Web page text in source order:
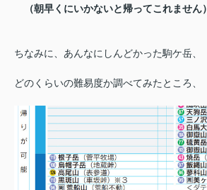
（朝早くにいかないと帰ってこれません）
ちなみに、あんなにしんどかった駒ケ岳、
どのくらいの難易度か調べてみたところ、